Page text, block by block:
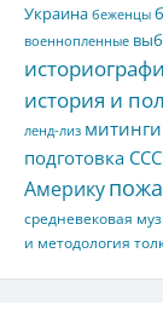
Украина беженцы
военнопленные
история и
ленд-лиз митинги
подготовка
Америку
средневековая
и методология